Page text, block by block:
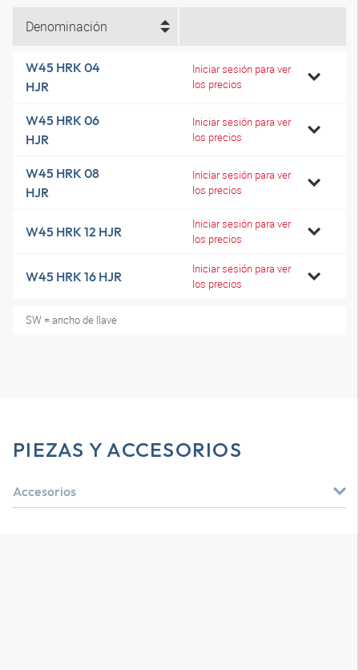
Denominación
W45 HRK 04
HJR
Iniciar sesión para ver
los precios
W45 HRK 06
HJR
Iniciar sesión para ver
los precios
W45 HRK 08
HJR
Iniciar sesión para ver
los precios
W45 HRK 12 HJR
Iniciar sesión para ver
los precios
W45 HRK 16 HJR
Iniciar sesión para ver
los precios
SW = ancho de llave
PIEZAS Y ACCESORIOS
Accesorios